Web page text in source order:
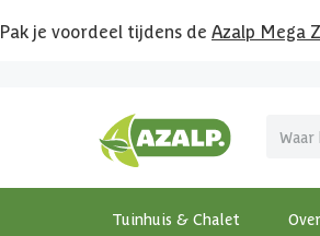
Pak je voordeel tijdens de Azalp Mega
Tuinhuis & Chalet
MEGA zomer kortingen op
Bekijk de actiemodellen
Gratis wandplankset
Ontdek onze metalen